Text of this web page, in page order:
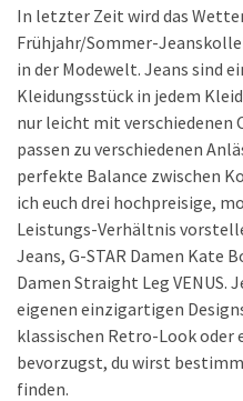
Hosenformen
und
wie
man
sie
richtig
kombiniert
Neue
Taschenmarken
entdecken:
Stylisch,
individuell
und
garantiert
In letzter Zeit wird das
Frühjahr/Sommer-
in der Modewelt. Jeans sind
Kleidungsstück in jedem
nur leicht mit verschiedenen
passen zu verschiedenen
perfekte Balance zwischen
ich euch drei hochpreisige,
Leistungs-Verhältnis
Jeans, G-STAR Damen Kate
Damen Straight Leg VENUS.
eigenen einzigartigen
klassischen Retro-Look
bevorzugst, du wirst
finden.